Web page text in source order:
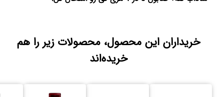
خریداران این محصول، محصولات زیر را هم
خریده‌اند